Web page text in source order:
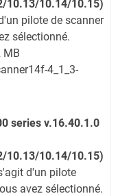
10.13/10.14/10.15)
pilote de scanner
sélectionné.
MB
4_1_3-
series v.16.40.1.0
10.13/10.14/10.15)
d'un pilote
avez sélectionné.